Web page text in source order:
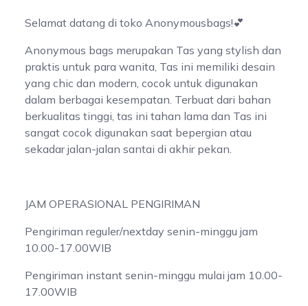
Selamat datang di toko Anonymousbags!💕
Anonymous bags merupakan Tas yang stylish dan
praktis untuk para wanita, Tas ini memiliki desain
yang chic dan modern, cocok untuk digunakan
dalam berbagai kesempatan. Terbuat dari bahan
berkualitas tinggi, tas ini tahan lama dan Tas ini
sangat cocok digunakan saat bepergian atau
sekadar jalan-jalan santai di akhir pekan.
JAM OPERASIONAL PENGIRIMAN
Pengiriman reguler/nextday senin-minggu jam
10.00-17.00WIB
Pengiriman instant senin-minggu mulai jam 10.00-
17.00WIB